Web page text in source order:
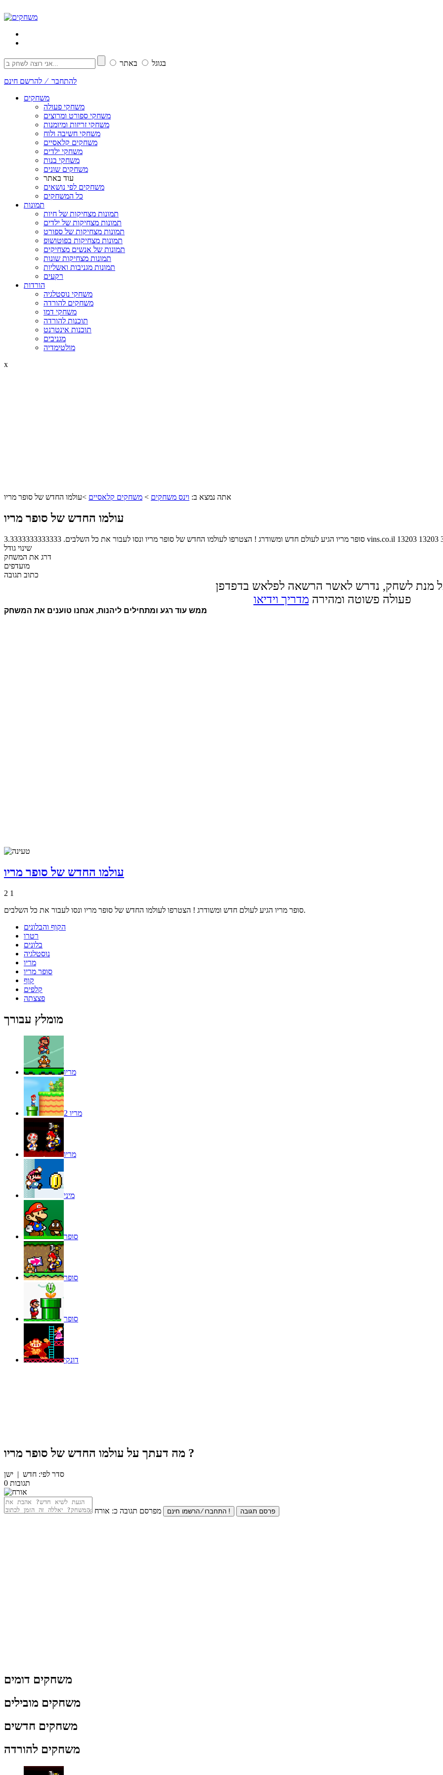
בגוגל באתר
להתחבר ⁄ להרשם חינם
משחקים
משחקי פעולה
משחקי ספורט ומרוצים
משחקי זריזות ומיומנות
משחקי חשיבה ולוח
משחקים קלאסיים
משחקי ילדים
משחקי בנות
משחקים שונים
עוד באתר
משחקים לפי נושאים
כל המשחקים
תמונות
תמונות מצחיקות של חיות
תמונות מצחיקות של ילדים
תמונות מצחיקות של ספורט
תמונות מצחיקות בפוטושופ
תמונות של אנשים מצחיקים
תמונות מצחיקות שונות
תמונות מגניבות ואשליות
רקעים
הורדות
משחקי נוסטלגיה
משחקים להורדה
משחקי דמו
תוכנות להורדה
תוכנות אינטרנט
מגניבים
מולטימדיה
x
אתה נמצא ב: וינס משחקים > משחקים קלאסיים >עולמו החדש של סופר מריו
עולמו החדש של סופר מריו
סופר מריו הגיע לעולם חדש ומשודרג ! הצטרפו לעולמו החדש של סופר מריו ונסו לעבור את כל השלבים. 3.3333333333333 vins.co.il 13203 13203
שינוי גודל
דרג את המשחק
מועדפים
כתוב תגובה
מנת לשחק, נדרש לאשר הרשאה לפלאש בדפדפן
פעולה פשוטה ומהירה מדריך וידיאו
ממש עוד רגע ומתחילים ליהנות, אנחנו טוענים את המשחק
עולמו החדש של סופר מריו
2 1
סופר מריו הגיע לעולם חדש ומשודרג ! הצטרפו לעולמו החדש של סופר מריו ונסו לעבור את כל השלבים.
הקוף והבלונים
רטרו
בלונים
נוסטלגיה
מריו
סופר מריו
קוף
קלפים
פצצתה
מומלץ עבורך
מריו
מריו 2
מריו
מיני
סופר
סופר
סופר
דונקי
מה דעתך על עולמו החדש של סופר מריו ?
סדר לפי: חדש | ישן
0 תגובות
מפרסם תגובה כ: אורח התחברו ⁄ הרשמו חינם ! פרסם תגובה
משחקים דומים
משחקים מובילים
משחקים חדשים
משחקים להורדה